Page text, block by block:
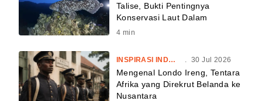
Talise, Bukti Pentingnya
Konservasi Laut Dalam
4 min
INSPIRASI INDONESIA 30 Jul 2026
Mengenal Londo Ireng, Tentara
Afrika yang Direkrut Belanda ke
Nusantara